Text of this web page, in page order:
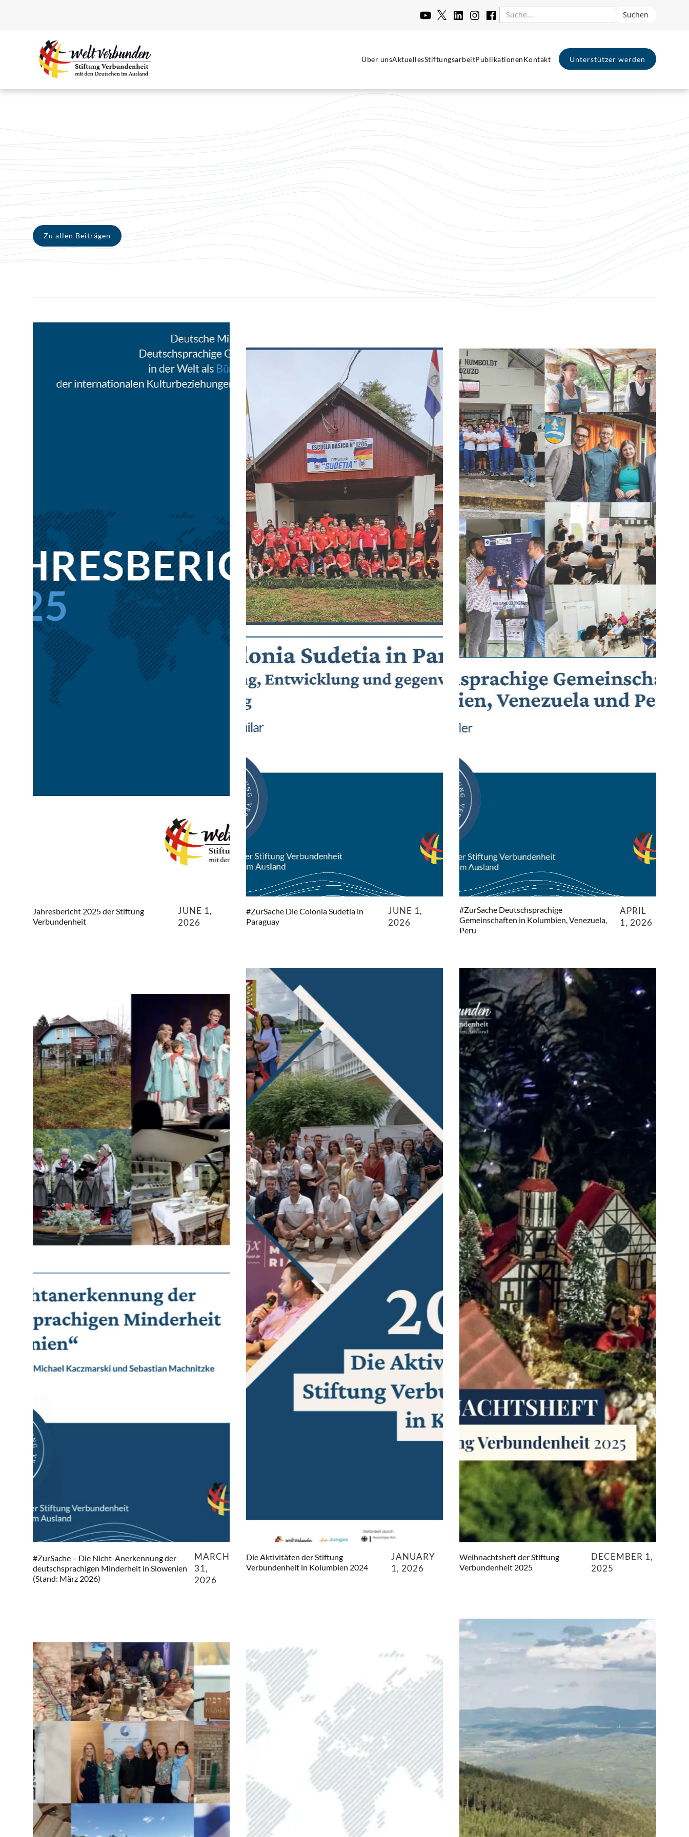
Über unsAktuellesStiftungsarbeitPublikationenKontakt Unterstützer werden
Zu allen Beiträgen
Jahresbericht 2025 der Stiftung
Verbundenheit
JUNE 1,
2026
#ZurSache Die Colonia Sudetia in
Paraguay
JUNE 1,
2026
#ZurSache Deutschsprachige
Gemeinschaften in Kolumbien, Venezuela,
Peru
APRIL
1, 2026
#ZurSache – Die Nicht-Anerkennung der
deutschsprachigen Minderheit in Slowenien
(Stand: März 2026)
MARCH
31,
2026
Die Aktivitäten der Stiftung
Verbundenheit in Kolumbien 2024
JANUARY
1, 2026
Weihnachtsheft der Stiftung
Verbundenheit 2025
DECEMBER 1,
2025